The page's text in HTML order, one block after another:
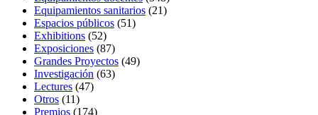
Equipamientos sanitarios (21)
Espacios públicos (51)
Exhibitions (52)
Exposiciones (87)
Grandes Proyectos (49)
Investigación (63)
Lectures (47)
Otros (11)
Premios (174)